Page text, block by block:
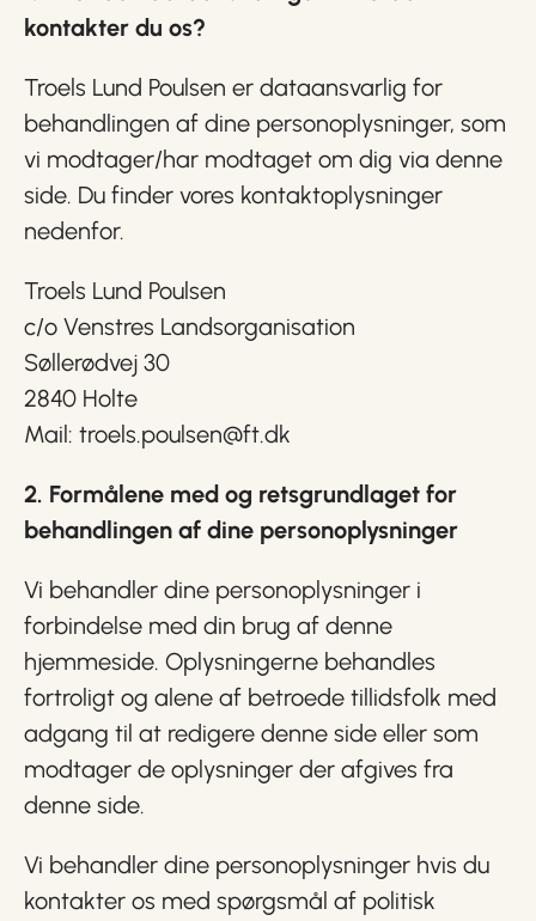
kontakter du os?
Troels Lund Poulsen er dataansvarlig for
behandlingen af dine personoplysninger, som
vi modtager/har modtaget om dig via denne
side. Du finder vores kontaktoplysninger
nedenfor.
Troels Lund Poulsen
c/o Venstres Landsorganisation
Søllerødvej 30
2840 Holte
Mail: troels.poulsen@ft.dk
2. Formålene med og retsgrundlaget for
behandlingen af dine personoplysninger
Vi behandler dine personoplysninger i
forbindelse med din brug af denne
hjemmeside. Oplysningerne behandles
fortroligt og alene af betroede tillidsfolk med
adgang til at redigere denne side eller som
modtager de oplysninger der afgives fra
denne side.
Vi behandler dine personoplysninger hvis du
kontakter os med spørgsmål af politisk